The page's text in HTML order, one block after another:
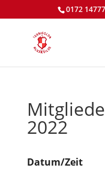
0172
2022
Datum/Zeit